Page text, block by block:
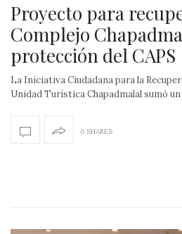
Proyecto para
Complejo
protección del CAPS
La Iniciativa Ciudadana para la
Unidad Turística Chapadmalal sumó
0 SHARES